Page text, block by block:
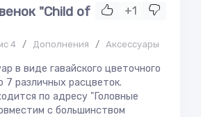
+1
"Child of
4 / Дополнения / Аксессуары
в виде гавайского цветочного
7 различных расцветок.
по адресу "Головные
с большинством